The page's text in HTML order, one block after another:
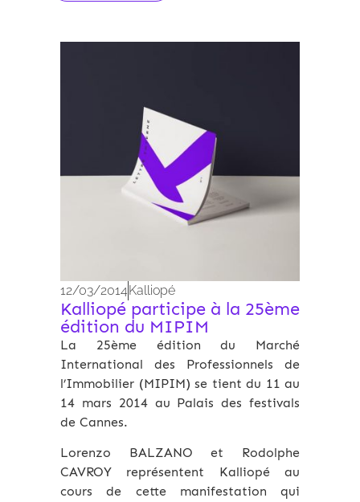
12/03/2014Kalliopé
Kalliopé participe à la 25ème
édition du MIPIM
La 25ème édition du Marché
International des Professionnels de
l’Immobilier (MIPIM) se tient du 11 au
14 mars 2014 au Palais des festivals
de Cannes.
Lorenzo BALZANO et Rodolphe
CAVROY représentent Kalliopé au
cours de cette manifestation qui